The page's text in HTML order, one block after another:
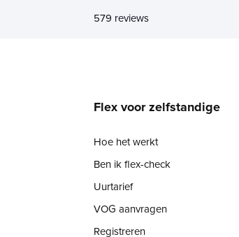
579 reviews
Flex voor zelfstandige
Hoe het werkt
Ben ik flex-check
Uurtarief
VOG aanvragen
Registreren